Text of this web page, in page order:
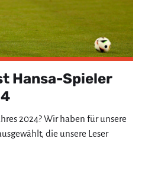
Hansa-Spieler
2024? Wir haben für unsere
die unsere Leser